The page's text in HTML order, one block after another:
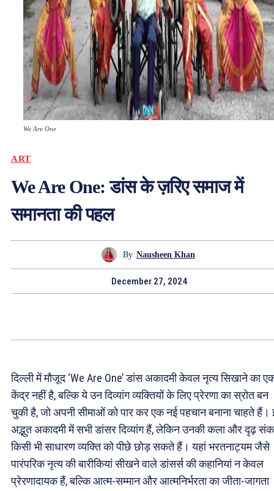
We Are One
ART
We Are One: डांस के ज़रिए समाज में
समानता की पहल
By Nausheen Khan
December 27, 2024
दिल्ली में मौजूद ‘We Are One’ डांस अकादमी केवल नृत्य सिखाने का
केंद्र नहीं है, बल्कि ये उन दिव्यांग व्यक्तियों के लिए प्रेरणा का स्रोत बन
चुकी है, जो अपनी सीमाओं को पार कर एक नई पहचान बनाना चाहते हैं।
अद्भुत अकादमी में सभी डांसर दिव्यांग हैं, लेकिन उनकी कला और दृढ़
किसी भी साधारण व्यक्ति को पीछे छोड़ सकते हैं। यहां भरतनाट्यम जैसे
पारंपरिक नृत्य की बारीकियां सीखने वाले डांसर्स की कहानियां न केवल
प्रेरणादायक हैं, बल्कि आत्म-सम्मान और आत्मनिर्भरता का जीता-जागता